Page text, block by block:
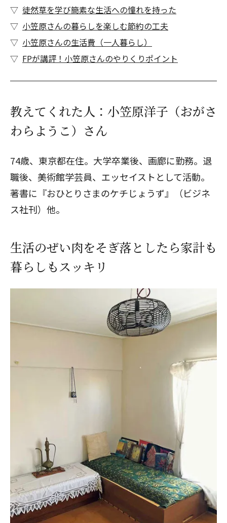
徒然草を学び簡素な生活への憧れを持った
小笠原さんの暮らしを楽しむ節約の工夫
小笠原さんの生活費（一人暮らし）
FPが講評！小笠原さんのやりくりポイント
教えてくれた人：小笠原洋子（おがさ
わらようこ）さん
74歳、東京都在住。大学卒業後、画廊に勤務。退
職後、美術館学芸員、エッセイストとして活動。
著書に『おひとりさまのケチじょうず』（ビジネ
ス社刊）他。
生活のぜい肉をそぎ落としたら家計も
暮らしもスッキリ